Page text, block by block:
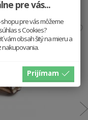
pre vás...
pre vás môžeme
s Cookies?
vám obsah šitý na mieru a
nakupovania.
Prijímam